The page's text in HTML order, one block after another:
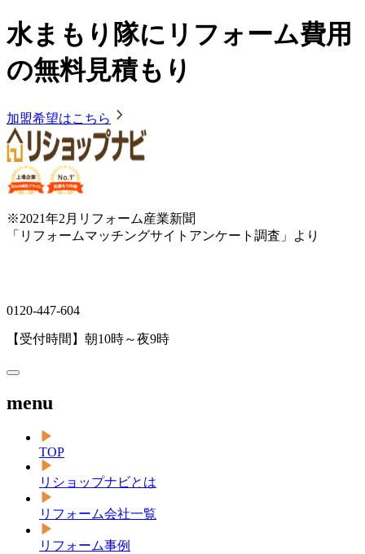
水まもり隊にリフォーム費用
の無料見積もり
加盟希望はこちら
※2021年2月リフォーム産業新聞
「リフォームマッチングサイトアンケート調査」より
0120-447-604
【受付時間】朝10時～夜9時
menu
TOP
リショップナビとは
リフォーム会社一覧
リフォーム事例